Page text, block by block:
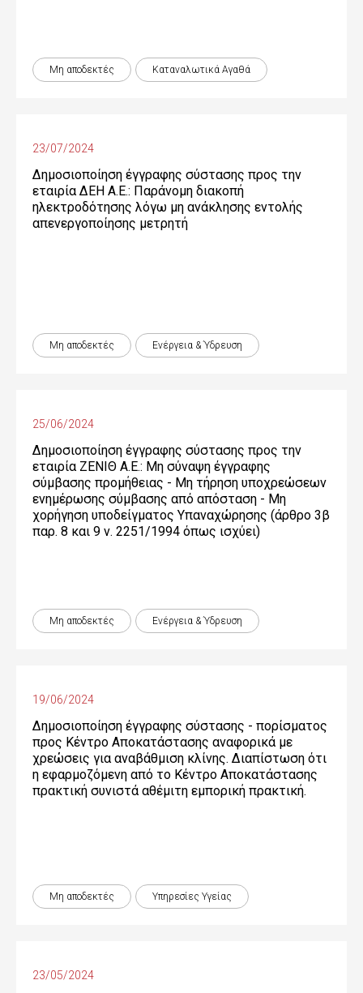
Μη αποδεκτές Καταναλωτικά Αγαθά
23/07/2024
Δημοσιοποίηση έγγραφης σύστασης προς την
εταιρία ΔΕΗ Α.Ε.: Παράνομη διακοπή
ηλεκτροδότησης λόγω μη ανάκλησης εντολής
απενεργοποίησης μετρητή
Μη αποδεκτές Ενέργεια & Ύδρευση
25/06/2024
Δημοσιοποίηση έγγραφης σύστασης προς την
εταιρία ΖΕΝΙΘ Α.Ε.: Μη σύναψη έγγραφης
σύμβασης προμήθειας - Μη τήρηση υποχρεώσεων
ενημέρωσης σύμβασης από απόσταση - Μη
χορήγηση υποδείγματος Υπαναχώρησης (άρθρο 3β
παρ. 8 και 9 ν. 2251/1994 όπως ισχύει)
Μη αποδεκτές Ενέργεια & Ύδρευση
19/06/2024
Δημοσιοποίηση έγγραφης σύστασης - πορίσματος
προς Κέντρο Αποκατάστασης αναφορικά με
χρεώσεις για αναβάθμιση κλίνης. Διαπίστωση ότι
η εφαρμοζόμενη από το Κέντρο Αποκατάστασης
πρακτική συνιστά αθέμιτη εμπορική πρακτική.
Μη αποδεκτές Υπηρεσίες Υγείας
23/05/2024